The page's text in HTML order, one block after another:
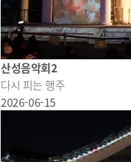
산성음악회2
다시 피는 행주
2026-06-15